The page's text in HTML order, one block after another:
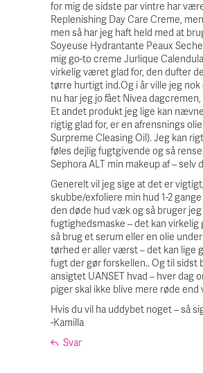
for mig de sidste par vintre har
Replenishing Day Care Creme,
men så har jeg haft held med at
Soyeuse Hydrantante Peaux
mig go-to creme Jurlique
virkelig været glad for, den dufter
tørre hurtigt ind.Og i år ville jeg
nu har jeg jo fået Nivea
Et andet produkt jeg lige kan
rigtig glad for, er en afrensnings
Surpreme Cleasing Oil). Jeg kan
føles dejlig fugtgivende og så
Sephora ALT min makeup af – selv
Generelt vil jeg sige at det er
skubbe/exfoliere min hud 1-2
den døde hud væk og så bruger
fugtighedsmaske – det kan
så brug et serum eller en olie
tørhed er aller værst – det kan lige
fugt der gør forskellen.. Og til sidst
ansigtet UANSET hvad – hver dag
piger skal ikke blive mere røde end
Hvis du vil ha uddybet noget – så
-Kamilla
Svar